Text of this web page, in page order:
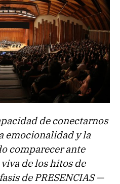
de conectarnos
emocionalidad y la
comparecer ante
de los hitos de
de PRESENCIAS —